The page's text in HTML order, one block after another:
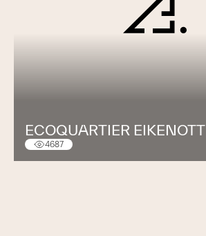
ECOQUARTIER EIKENOTT
4687